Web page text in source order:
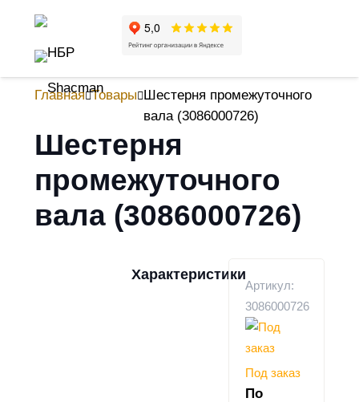
Главная Товары Шестерня промежуточного
вала (3086000726)
Шестерня
промежуточного
вала (3086000726)
Характеристики
Артикул:
3086000726
Под заказ
По